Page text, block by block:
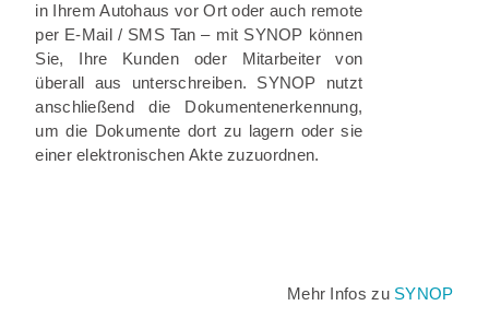
in Ihrem Autohaus vor Ort oder auch remote
per E-Mail / SMS Tan – mit SYNOP können
Sie, Ihre Kunden oder Mitarbeiter von
überall aus unterschreiben. SYNOP nutzt
anschließend die Dokumentenerkennung,
um die Dokumente dort zu lagern oder sie
einer elektronischen Akte zuzuordnen.
Mehr Infos zu SYNOP